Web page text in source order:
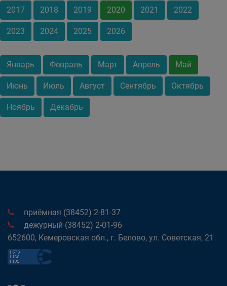
2017 2018 2019 2020 2021 2022
2023 2024 2025 2026
Январь Февраль Март Апрель Май
Июнь Июль Август Сентябрь Октябрь
Ноябрь Декабрь
приёмная (38452) 2-81-37
дежурный (38452) 2-01-96
652600, Кемеровская обл., г. Белово, ул. Советская, 21